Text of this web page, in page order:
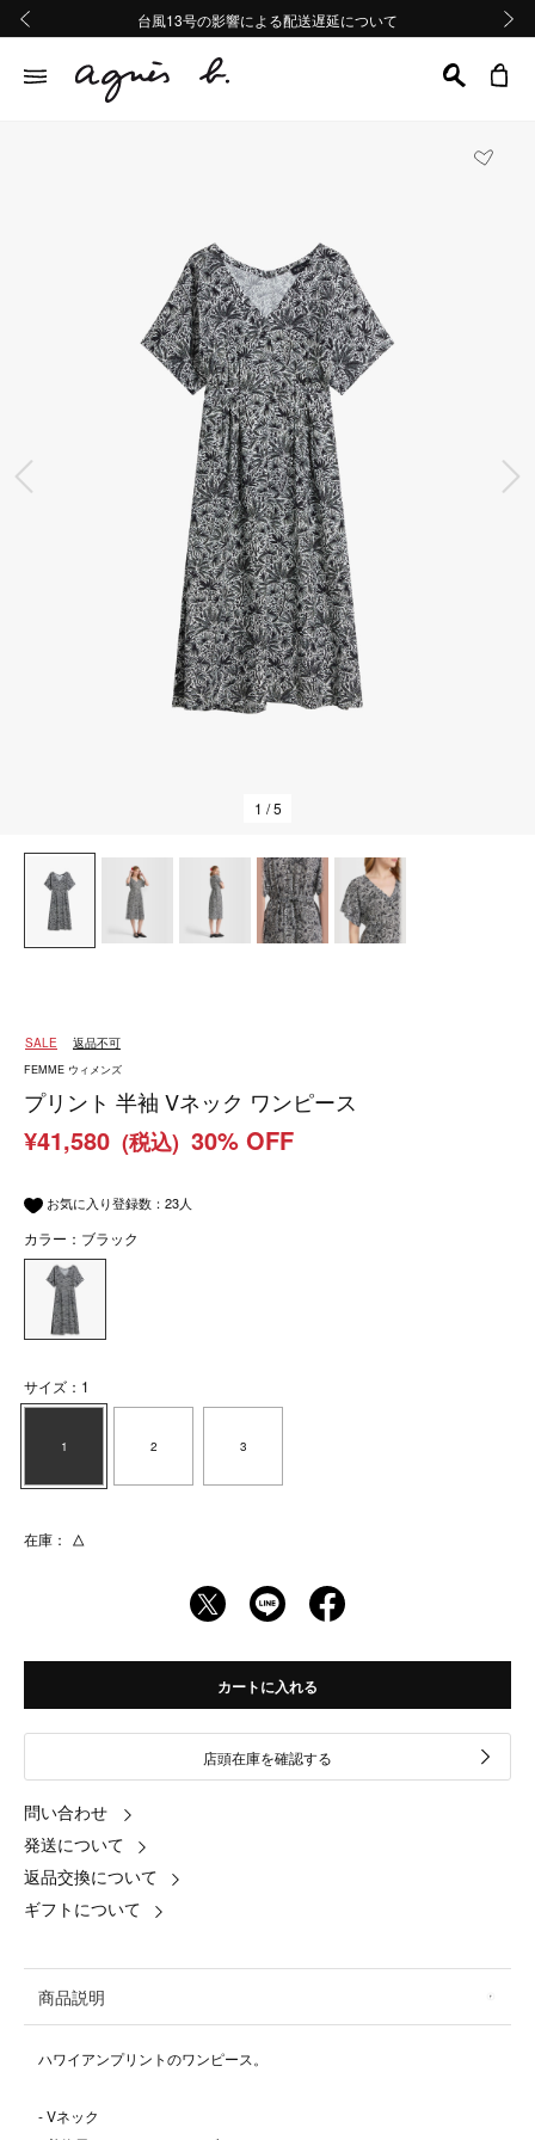
熊本地域地震の影響による配送遅延について
Summer Sale 2buy10%OFF!!
台風13号の影響による配送遅延について
熊本地域地震の影響による配送遅延について
Summer Sale 2buy10%OFF!!
前の画像
1 / 5
SALE 返品不可
FEMME ウィメンズ
プリント 半袖 Vネック ワンピース
¥41,580 (税込) 30% OFF
お気に入り登録数： 23人
カラー：ブラック
サイズ：1
1 2 3
在庫： △
カートに入れる
店頭在庫を確認する
問い合わせ
発送について
返品交換について
ギフトについて
商品説明
ハワイアンプリントのワンピース。
- Vネック